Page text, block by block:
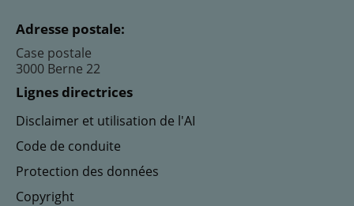
Adresse postale:
Case postale
3000 Berne 22
Lignes directrices
Disclaimer et utilisation de l'AI
Code de conduite
Protection des données
Copyright